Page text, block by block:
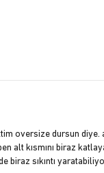
oversize dursun diye.
alt kısmını biraz
biraz sıkıntı